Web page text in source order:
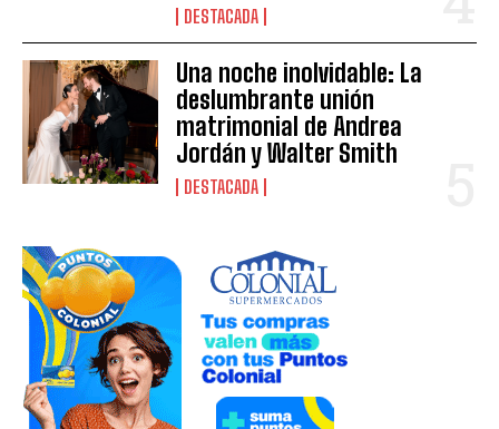
DESTACADA
Una noche inolvidable: La
deslumbrante unión
matrimonial de Andrea
Jordán y Walter Smith
DESTACADA